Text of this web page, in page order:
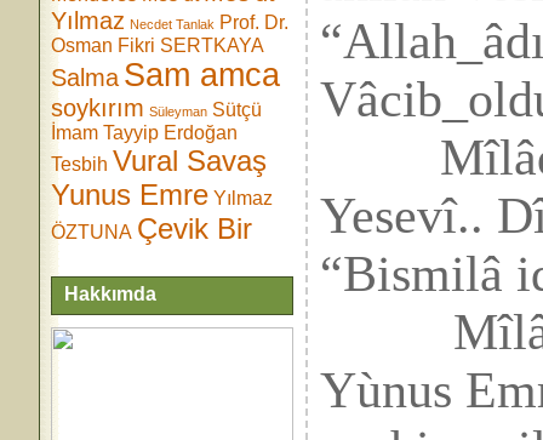
Yılmaz Necdet Tanlak Prof. Dr.
Osman Fikri SERTKAYA
Salma Sam amca
soykırım Süleyman Sütçü
İmam Tayyip Erdoğan
Tesbih Vural Savaş
Yunus Emre Yılmaz
ÖZTUNA Çevik Bir
Hakkımda
Mîlâdî
Yesevî..
“Bismilâ
Mîlâdî
Yùnus